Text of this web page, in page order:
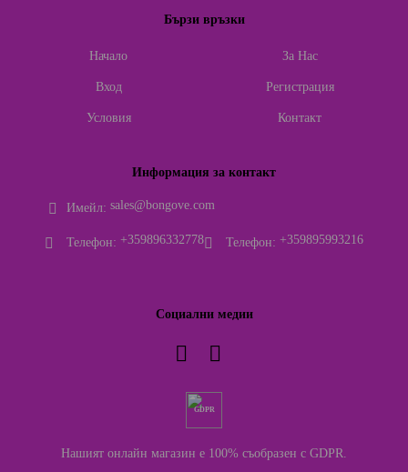
Бързи връзки
Начало За Нас
Вход Регистрация
Условия Контакт
Информация за контакт
Имейл: sales@bongove.com
Телефон: +359896332778 Телефон: +359895993216
Социални медии
GDPR
Нашият онлайн магазин е 100% съобразен с GDPR.